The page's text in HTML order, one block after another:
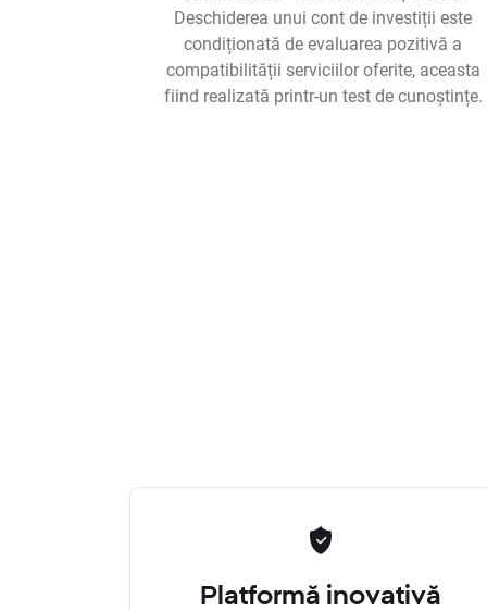
Deschiderea unui cont de investiții este
condiționată de evaluarea pozitivă a
compatibilității serviciilor oferite, aceasta
fiind realizată printr-un test de cunoștințe.
Platformă inovativă